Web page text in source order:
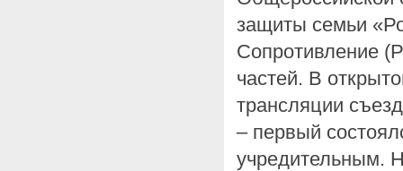
защиты семьи
Сопротивление
частей. В
трансляции
– первый
учредительным.